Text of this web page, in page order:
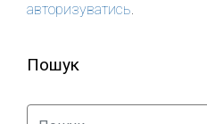
авторизуватись.
Пошук